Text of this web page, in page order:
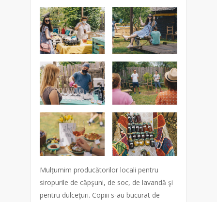
Mulțumim producătorilor locali pentru
siropurile de căpşuni, de soc, de lavandă şi
pentru dulceţuri. Copiii s-au bucurat de